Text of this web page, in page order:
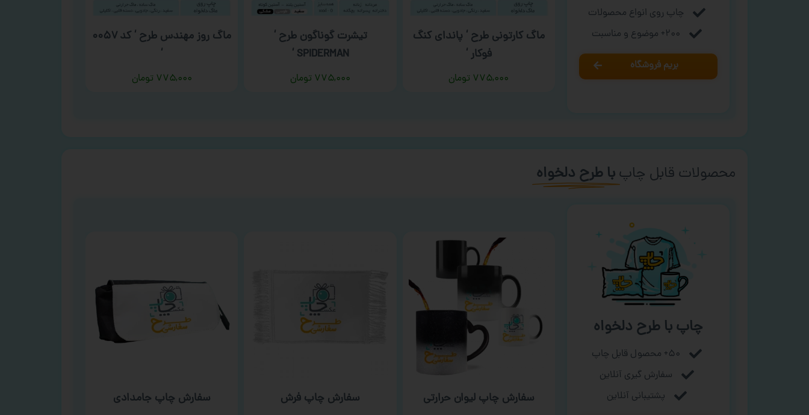
چاپ روی انواع محصولات
۲۰۰+ موضوع و مناسبت
بریم فروشگاه
ماگ کارتونی طرح ‘ پاندای کنگ
فوکار ‘
۷۷۵,۰۰۰ تومان
تیشرت گوناگون طرح ‘
SPIDERMAN ‘
۷۷۵,۰۰۰ تومان
ماگ روز مهندس طرح ‘ کد ۰۰۵۷
‘
۷۷۵,۰۰۰ تومان
محصولات قابل چاپبا طرح دلخواه
چاپ با طرح دلخواه
۵۰+ محصول قابل چاپ
سفارش گیری آنلاین
پشتیبانی آنلاین
سفارش چاپ لیوان حرارتی سفارش چاپ فرش سفارش چاپ جامدادی